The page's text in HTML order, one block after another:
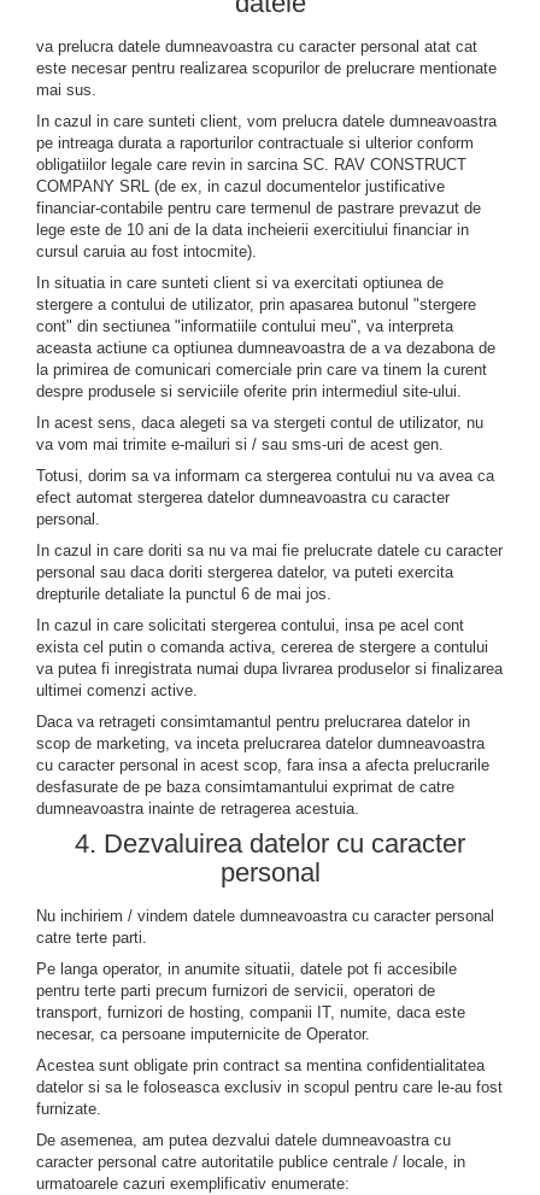
va prelucra datele dumneavoastra cu caracter personal atat cat
este necesar pentru realizarea scopurilor de prelucrare mentionate
mai sus.
In cazul in care sunteti client, vom prelucra datele dumneavoastra
pe intreaga durata a raporturilor contractuale si ulterior conform
obligatiilor legale care revin in sarcina SC. RAV CONSTRUCT
COMPANY SRL (de ex, in cazul documentelor justificative
financiar-contabile pentru care termenul de pastrare prevazut de
lege este de 10 ani de la data incheierii exercitiului financiar in
cursul caruia au fost intocmite).
In situatia in care sunteti client si va exercitati optiunea de
stergere a contului de utilizator, prin apasarea butonul "stergere
cont" din sectiunea "informatiile contului meu", va interpreta
aceasta actiune ca optiunea dumneavoastra de a va dezabona de
la primirea de comunicari comerciale prin care va tinem la curent
despre produsele si serviciile oferite prin intermediul site-ului.
In acest sens, daca alegeti sa va stergeti contul de utilizator, nu
va vom mai trimite e-mailuri si / sau sms-uri de acest gen.
Totusi, dorim sa va informam ca stergerea contului nu va avea ca
efect automat stergerea datelor dumneavoastra cu caracter
personal.
In cazul in care doriti sa nu va mai fie prelucrate datele cu caracter
personal sau daca doriti stergerea datelor, va puteti exercita
drepturile detaliate la punctul 6 de mai jos.
In cazul in care solicitati stergerea contului, insa pe acel cont
exista cel putin o comanda activa, cererea de stergere a contului
va putea fi inregistrata numai dupa livrarea produselor si finalizarea
ultimei comenzi active.
Daca va retrageti consimtamantul pentru prelucrarea datelor in
scop de marketing, va inceta prelucrarea datelor dumneavoastra
cu caracter personal in acest scop, fara insa a afecta prelucrarile
desfasurate de pe baza consimtamantului exprimat de catre
dumneavoastra inainte de retragerea acestuia.
4. Dezvaluirea datelor cu caracter
personal
Nu inchiriem / vindem datele dumneavoastra cu caracter personal
catre terte parti.
Pe langa operator, in anumite situatii, datele pot fi accesibile
pentru terte parti precum furnizori de servicii, operatori de
transport, furnizori de hosting, companii IT, numite, daca este
necesar, ca persoane imputernicite de Operator.
Acestea sunt obligate prin contract sa mentina confidentialitatea
datelor si sa le foloseasca exclusiv in scopul pentru care le-au fost
furnizate.
De asemenea, am putea dezvalui datele dumneavoastra cu
caracter personal catre autoritatile publice centrale / locale, in
urmatoarele cazuri exemplificativ enumerate: